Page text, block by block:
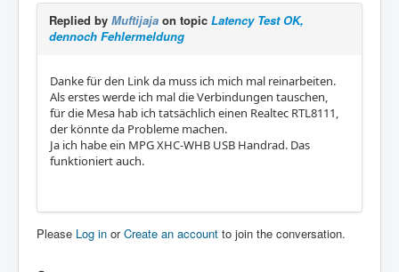
Replied by Muftijaja on topic Latency Test OK,
dennoch Fehlermeldung
Danke für den Link da muss ich mich mal reinarbeiten.
Als erstes werde ich mal die Verbindungen tauschen,
für die Mesa hab ich tatsächlich einen Realtec RTL8111,
der könnte da Probleme machen.
Ja ich habe ein MPG XHC-WHB USB Handrad. Das
funktioniert auch.
Please Log in orCreate an account to join the conversation.